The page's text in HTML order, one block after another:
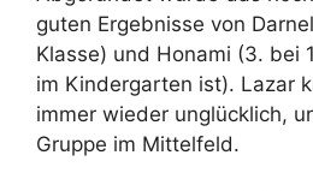
guten Ergebnisse von
Klasse) und Honami (3. bei
im Kindergarten ist). Lazar
immer wieder unglücklich,
Gruppe im Mittelfeld.